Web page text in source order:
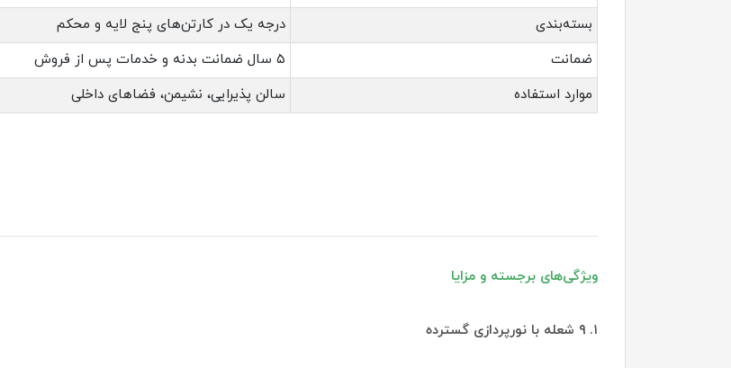
بسته‌بندی
درجه یک در کارتن‌های پنج لایه و محکم
ضمانت
۵ سال ضمانت بدنه و خدمات پس از فروش
موارد استفاده
سالن پذیرایی، نشیمن، فضاهای داخلی
ویژگی‌های برجسته و مزایا
۱. ۹ شعله با نورپردازی گسترده